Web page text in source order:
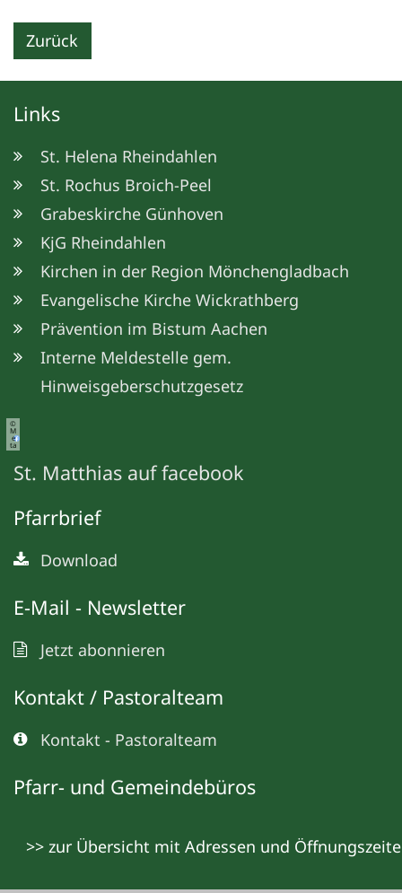
Zurück
Links
St. Helena Rheindahlen
St. Rochus Broich-Peel
Grabeskirche Günhoven
KjG Rheindahlen
Kirchen in der Region Mönchengladbach
Evangelische Kirche Wickrathberg
Prävention im Bistum Aachen
Interne Meldestelle gem.
Hinweisgeberschutzgesetz
©
M
e
ta
St. Matthias auf facebook
Pfarrbrief
Download
E-Mail - Newsletter
Jetzt abonnieren
Kontakt / Pastoralteam
Kontakt - Pastoralteam
Pfarr- und Gemeindebüros
>> zur Übersicht mit Adressen und